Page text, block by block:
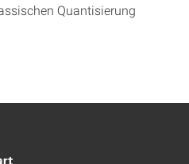
Quantisierung